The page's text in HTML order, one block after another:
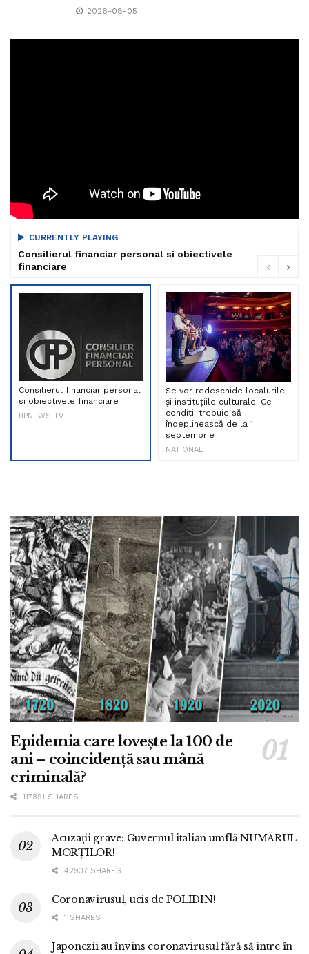
2026-08-05
CURRENTLY PLAYING
Consilierul financiar personal si obiectivele
financiare
Consilierul financiar personal
si obiectivele financiare
BPNEWS TV
Se vor redeschide localurile
și instituțiile culturale. Ce
condiții trebuie să
îndeplinească de la 1
septembrie
NATIONAL
Epidemia care lovește la 100 de
ani – coincidență sau mână
criminală?
117891 SHARES
Acuzații grave: Guvernul italian umflă NUMĂRUL
MORȚILOR!
42937 SHARES
Coronavirusul, ucis de POLIDIN!
1 SHARES
Japonezii au învins coronavirusul fără să intre în